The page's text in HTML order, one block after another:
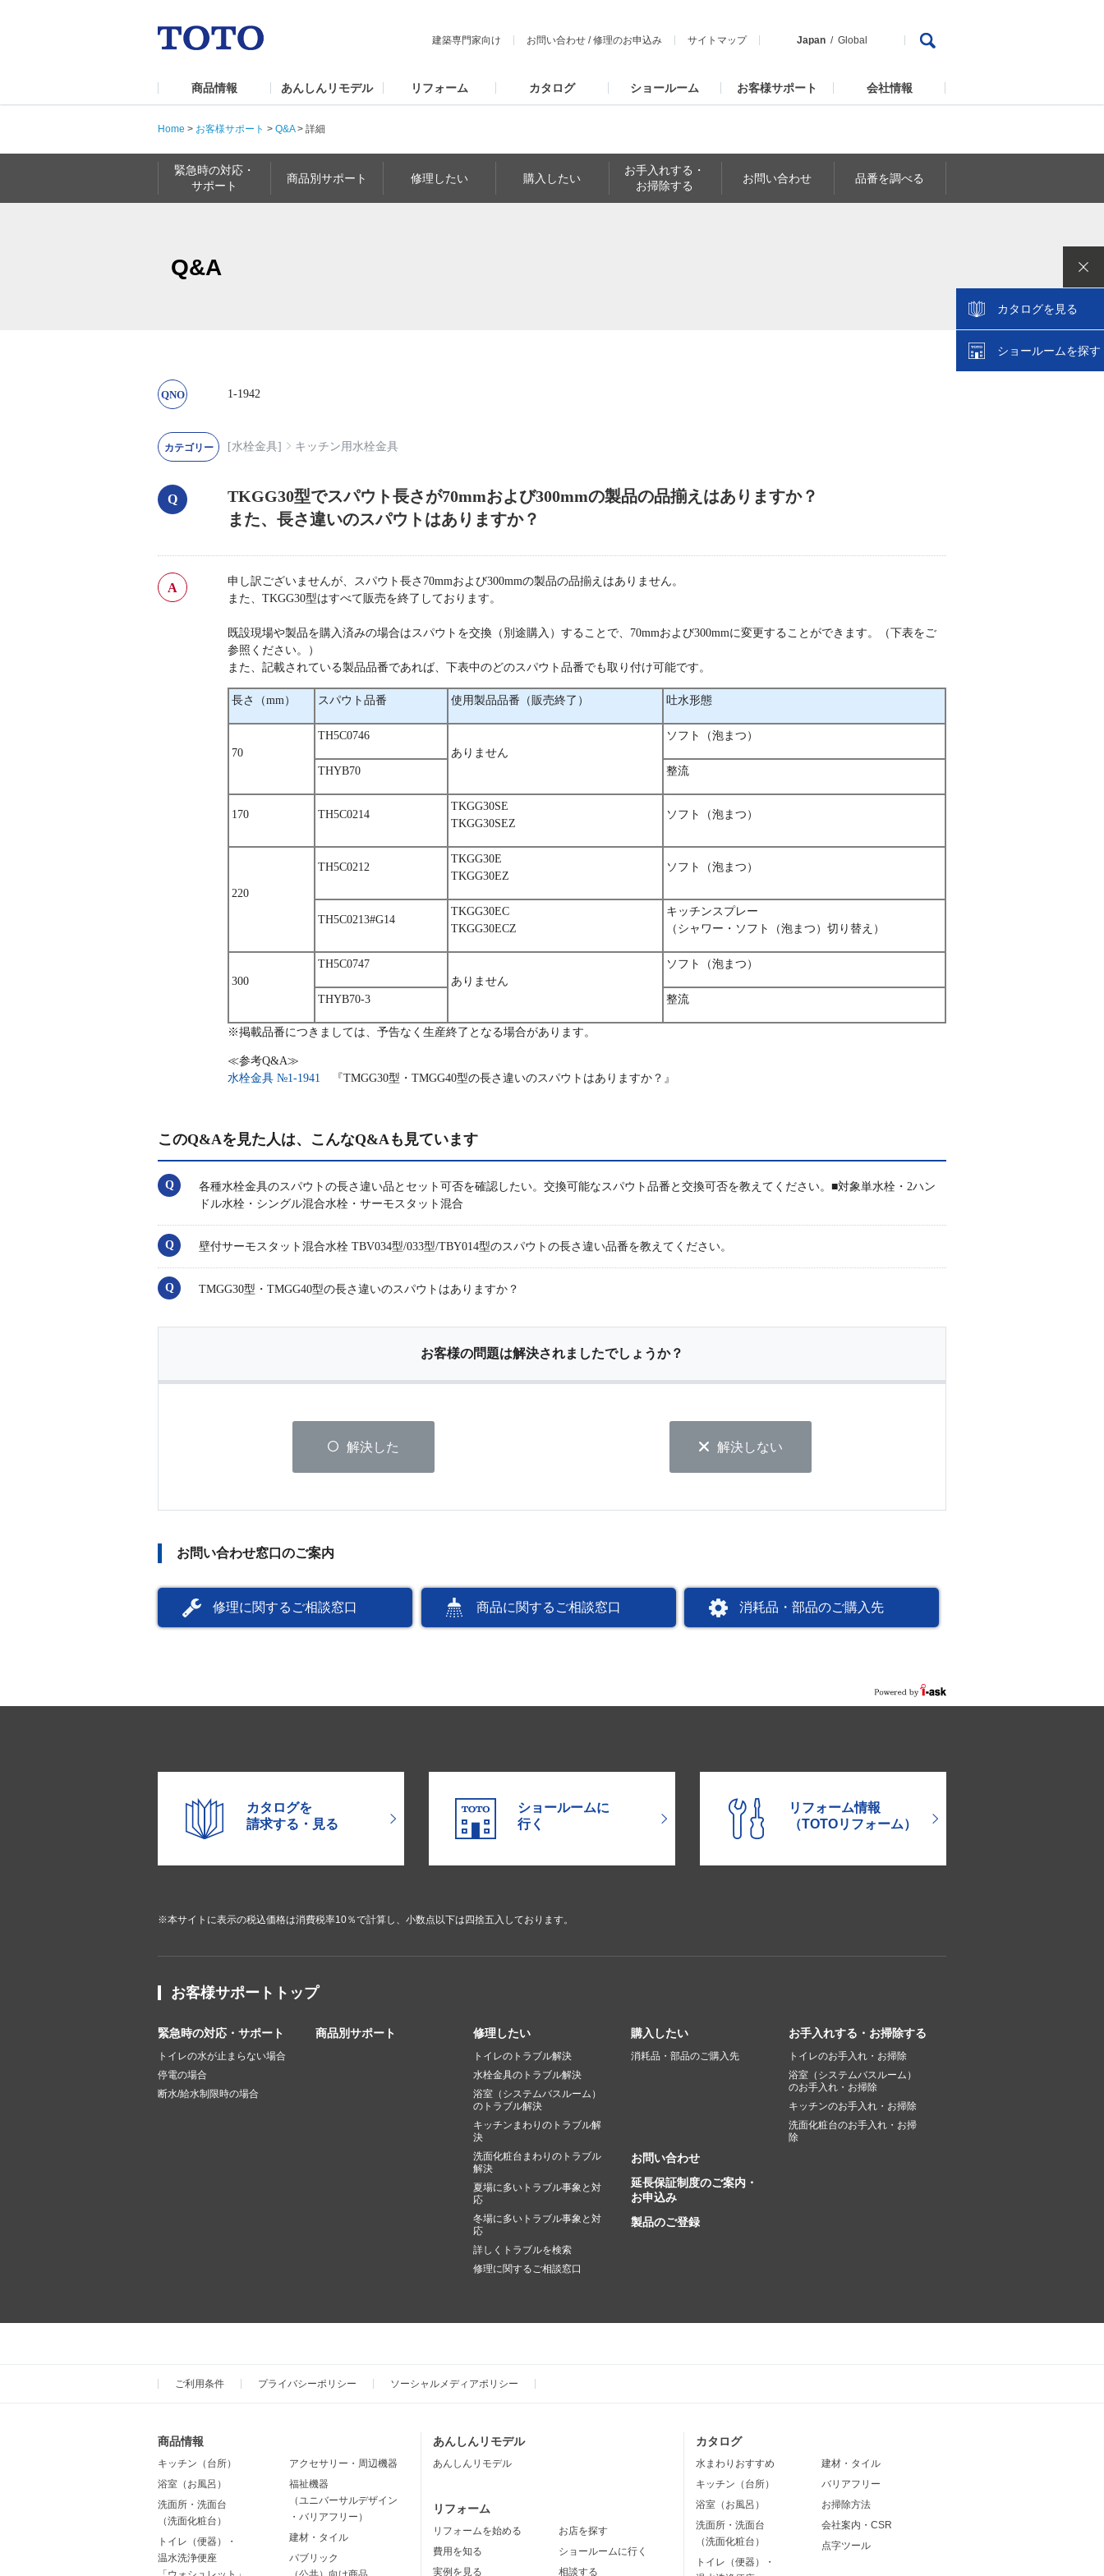
建築専門家向け お問い合わせ /修理のお申込み サイトマップ Japan Global
商品情報 あんしんリモデル リフォーム カタログ ショールーム お客様サポート 会社情報
Home > お客様サポート > Q&A> 詳細
緊急時の対応・
サポート
商品別サポート 修理したい 購入したい
お手入れする・
お掃除する
お問い合わせ 品番を調べる
カタログを見る
ショールームを探す
Q&A
1-1942
[水栓金具] キッチン用水栓金具
TKGG30型でスパウト長さが70mmおよび300mmの製品の品揃えはありますか？
また、長さ違いのスパウトはありますか？
申し訳ございませんが、スパウト長さ70mmおよび300mmの製品の品揃えはありません。
また、TKGG30型はすべて販売を終了しております。
既設現場や製品を購入済みの場合はスパウトを交換（別途購入）することで、70mmおよび300mmに変更することができます。（下表をご
参照ください。）
また、記載されている製品品番であれば、下表中のどのスパウト品番でも取り付け可能です。
長さ（mm） スパウト品番 使用製品品番（販売終了） 吐水形態
70
TH5C0746
ありません
ソフト（泡まつ）
THYB70 整流
170 TH5C0214
TKGG30SE
TKGG30SEZ
ソフト（泡まつ）
220
TH5C0212
TKGG30E
TKGG30EZ
ソフト（泡まつ）
TH5C0213#G14
TKGG30EC
TKGG30ECZ
キッチンスプレー
（シャワー・ソフト（泡まつ）切り替え）
300
TH5C0747
ありません
ソフト（泡まつ）
THYB70-3 整流
※掲載品番につきましては、予告なく生産終了となる場合があります。
≪参考Q&A≫
水栓金具 №1-1941 『TMGG30型・TMGG40型の長さ違いのスパウトはありますか？』
このQ&Aを見た人は、こんなQ&Aも見ています
各種水栓金具のスパウトの長さ違い品とセット可否を確認したい。交換可能なスパウト品番と交換可否を教えてください。■対象単水栓・2ハン
ドル水栓・シングル混合水栓・サーモスタット混合
壁付サーモスタット混合水栓 TBV034型/033型/TBY014型のスパウトの長さ違い品番を教えてください。
TMGG30型・TMGG40型の長さ違いのスパウトはありますか？
お客様の問題は解決されましたでしょうか？
解決した 解決しない
お問い合わせ窓口のご案内
修理に関するご相談窓口 商品に関するご相談窓口 消耗品・部品のご購入先
カタログを
請求する・見る
ショールームに
行く
リフォーム情報
（TOTOリフォーム）
※本サイトに表示の税込価格は消費税率10％で計算し、小数点以下は四捨五入しております。
お客様サポートトップ
緊急時の対応・サポート
トイレの水が止まらない場合
停電の場合
断水/給水制限時の場合
商品別サポート 修理したい
トイレのトラブル解決
水栓金具のトラブル解決
浴室（システムバスルーム）
のトラブル解決
キッチンまわりのトラブル解
決
洗面化粧台まわりのトラブル
解決
夏場に多いトラブル事象と対
応
冬場に多いトラブル事象と対
応
詳しくトラブルを検索
修理に関するご相談窓口
購入したい
消耗品・部品のご購入先
お手入れする・お掃除する
トイレのお手入れ・お掃除
浴室（システムバスルーム）
のお手入れ・お掃除
キッチンのお手入れ・お掃除
洗面化粧台のお手入れ・お掃
除
お問い合わせ
延長保証制度のご案内・
お申込み
製品のご登録
ご利用条件 プライバシーポリシー ソーシャルメディアポリシー
商品情報
キッチン（台所）
浴室（お風呂）
洗面所・洗面台
（洗面化粧台）
トイレ（便器）・
温水洗浄便座
アクセサリー・周辺機器
福祉機器
（ユニバーサルデザイン
・バリアフリー）
建材・タイル
パブリック
あんしんリモデル
あんしんリモデル
リフォーム
リフォームを始める
費用を知る
実例を見る
お店を探す
ショールームに行く
相談する
カタログ
水まわりおすすめ
キッチン（台所）
浴室（お風呂）
洗面所・洗面台
（洗面化粧台）
トイレ（便器）・
建材・タイル
バリアフリー
お掃除方法
会社案内・CSR
点字ツール